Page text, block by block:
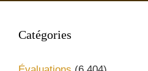
Catégories